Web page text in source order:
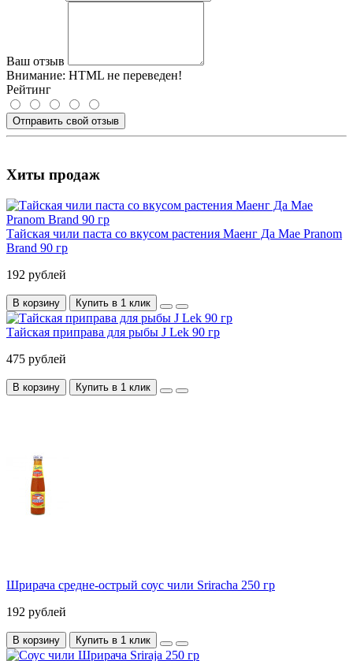
Ваш отзыв
Внимание: HTML не переведен!
Рейтинг
Отправить свой отзыв
Хиты продаж
Тайская чили паста со вкусом растения Маенг Да Mae Pranom
Brand 90 гр
192 рублей
В корзину Купить в 1 клик
Тайская приправа для рыбы J Lek 90 гр
475 рублей
В корзину Купить в 1 клик
Шрирача средне-острый соус чили Sriracha 250 гр
192 рублей
В корзину Купить в 1 клик